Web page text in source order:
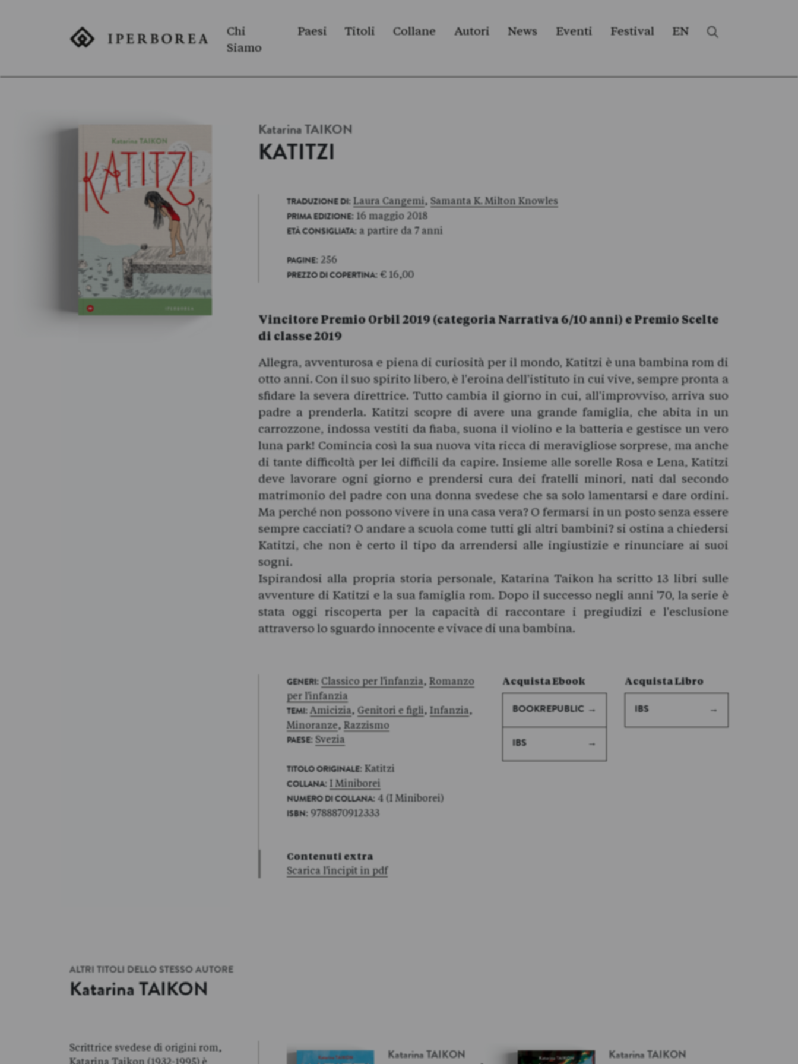
Chi
Siamo
Paesi Titoli Collane Autori News Eventi Festival EN
Katarina TAIKON
KATITZI
TRADUZIONE DI: Laura Cangemi, Samanta K. Milton Knowles
PRIMA EDIZIONE: 16 maggio 2018
ETÀ CONSIGLIATA: a partire da 7 anni
PAGINE: 256
PREZZO DI COPERTINA: € 16,00
Vincitore Premio Orbil 2019 (categoria Narrativa 6/10 anni) e Premio Scelte
di classe 2019
Allegra, avventurosa e piena di curiosità per il mondo, Katitzi è una bambina rom di
otto anni. Con il suo spirito libero, è l'eroina dell'istituto in cui vive, sempre pronta a
sfidare la severa direttrice. Tutto cambia il giorno in cui, all'improvviso, arriva suo
padre a prenderla. Katitzi scopre di avere una grande famiglia, che abita in un
carrozzone, indossa vestiti da fiaba, suona il violino e la batteria e gestisce un vero
luna park! Comincia così la sua nuova vita ricca di meravigliose sorprese, ma anche
di tante difficoltà per lei difficili da capire. Insieme alle sorelle Rosa e Lena, Katitzi
deve lavorare ogni giorno e prendersi cura dei fratelli minori, nati dal secondo
matrimonio del padre con una donna svedese che sa solo lamentarsi e dare ordini.
Ma perché non possono vivere in una casa vera? O fermarsi in un posto senza essere
sempre cacciati? O andare a scuola come tutti gli altri bambini? si ostina a chiedersi
Katitzi, che non è certo il tipo da arrendersi alle ingiustizie e rinunciare ai suoi
sogni.
Ispirandosi alla propria storia personale, Katarina Taikon ha scritto 13 libri sulle
avventure di Katitzi e la sua famiglia rom. Dopo il successo negli anni '70, la serie è
stata oggi riscoperta per la capacità di raccontare i pregiudizi e l'esclusione
attraverso lo sguardo innocente e vivace di una bambina.
GENERI: Classico per l'infanzia, Romanzo
per l'infanzia
TEMI: Amicizia, Genitori e figli, Infanzia,
Minoranze, Razzismo
PAESE: Svezia
TITOLO ORIGINALE: Katitzi
COLLANA: I Miniborei
NUMERO DI COLLANA: 4 (I Miniborei)
ISBN: 9788870912333
Contenuti extra
Scarica l'incipit in pdf
Acquista Ebook
BOOKREPUBLIC
IBS
Acquista Libro
IBS
ALTRI TITOLI DELLO STESSO AUTORE
Katarina TAIKON
Scrittrice svedese di origini rom,
Katarina Katarina TAIKON
Katarina TAIKON